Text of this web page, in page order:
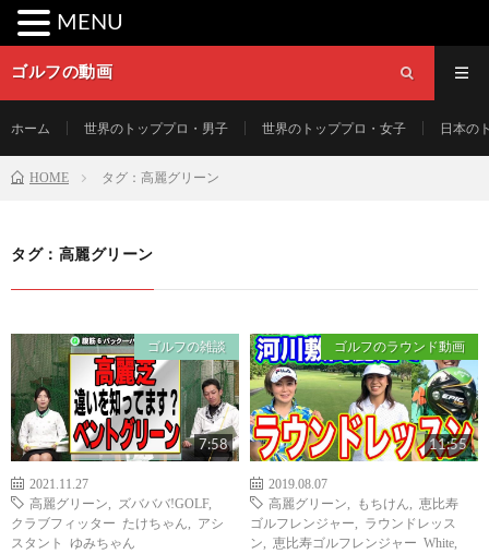
ゴルフの動画
ホーム 世界のトッププロ・男子 世界のトッププロ・女子 日本の
HOME タグ：高麗グリーン
タグ：高麗グリーン
ゴルフの雑談
7:58
2021.11.27
高麗グリーン
ズバババ!GOLF,
クラブフィッター たけちゃん
アシ
スタント ゆみちゃん
ゴルフのラウンド動画
11:55
2019.08.07
高麗グリーン
もちけん
恵比寿
ゴルフレンジャー
ラウンドレッス
ン
恵比寿ゴルフレンジャー White
MENU